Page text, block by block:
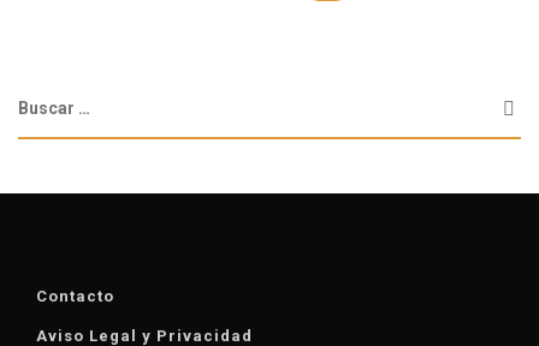
Contacto
Aviso Legal y Privacidad